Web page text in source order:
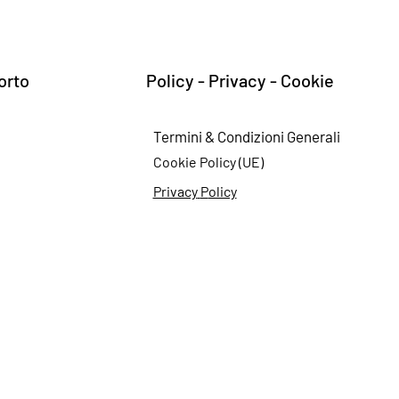
Policy - Privacy - Cookie
Termini & Condizioni Generali
Cookie Policy (UE)
Privacy Policy